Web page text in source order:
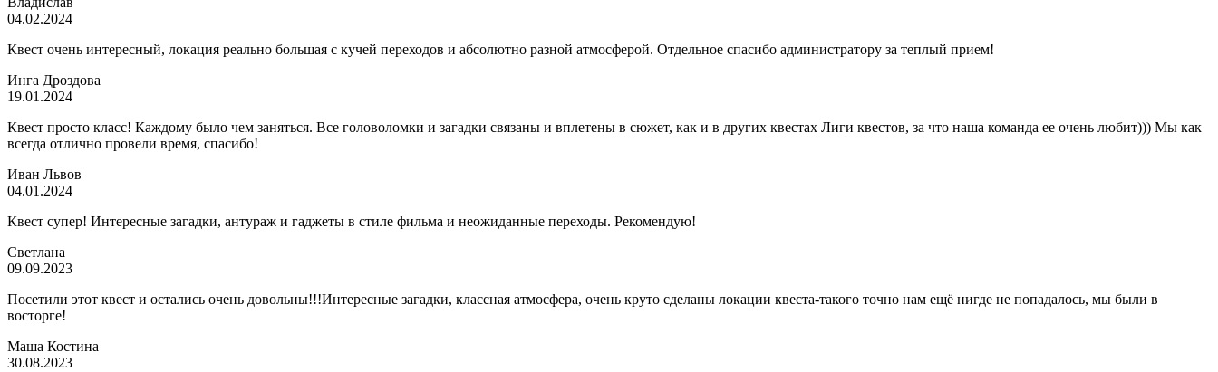
Квест очень интересный, локация реально большая с кучей переходов и абсолютно разной атмосферой. Отдельное спасибо администратору за теплый прием!
Инга Дроздова
Квест просто класс! Каждому было чем заняться. Все головоломки и загадки связаны и вплетены в сюжет, как и в других квестах Лиги квестов, за что наша команда ее очень любит))) Мы как
Иван Львов
Квест супер! Интересные загадки, антураж и гаджеты в стиле фильма и неожиданные переходы. Рекомендую!
Светлана
Посетили этот квест и остались очень довольны!!!Интересные загадки, классная атмосфера, очень круто сделаны локации квеста-такого точно нам ещё нигде не попадалось, мы были в
Маша Костина
Супер! Отличный квест. Всё логично, продумано, интересно. Атмосфера очень крутая. Придём ещё!